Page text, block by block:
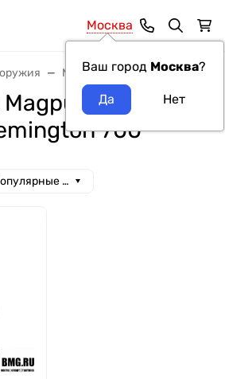
Москва
Ваш город Москва?
Магазины Магазины
модель
700
сначала